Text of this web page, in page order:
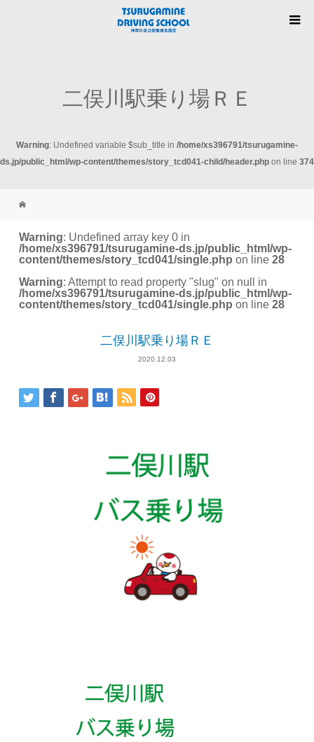
二俣川駅乗り場ＲＥ
Warning: Undefined variable $sub_title in /home/xs396791/tsurugamine-
ds.jp/public_html/wp-content/themes/story_tcd041-child/header.php on line 374
Warning: Undefined array key 0 in
/home/xs396791/tsurugamine-ds.jp/public_html/wp-
content/themes/story_tcd041/single.php on line28
Warning: Attempt to read property "slug" on null in
/home/xs396791/tsurugamine-ds.jp/public_html/wp-
content/themes/story_tcd041/single.php on line28
二俣川駅乗り場ＲＥ
2020.12.03